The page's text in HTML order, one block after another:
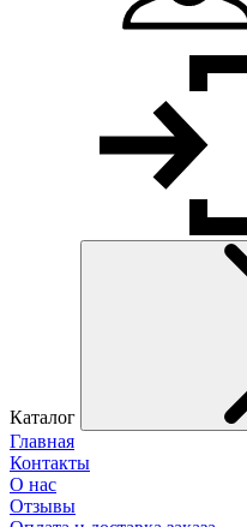
Каталог
Главная
Контакты
О нас
Отзывы